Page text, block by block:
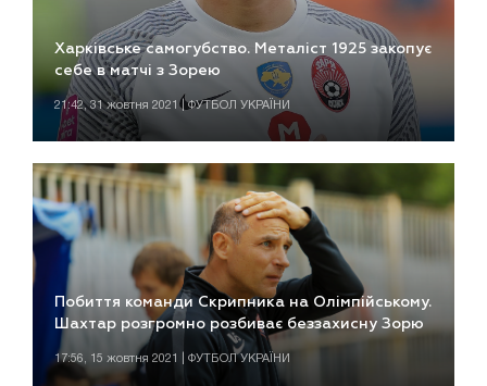
Харківське самогубство. Металіст 1925 закопує
себе в матчі з Зорею
21:42, 31 жовтня 2021 | ФУТБОЛ УКРАЇНИ
Побиття команди Скрипника на Олімпійському.
Шахтар розгромно розбиває беззахисну Зорю
17:56, 15 жовтня 2021 | ФУТБОЛ УКРАЇНИ